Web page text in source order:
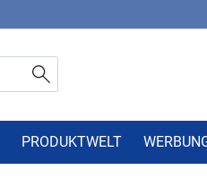
PRODUKTWELT